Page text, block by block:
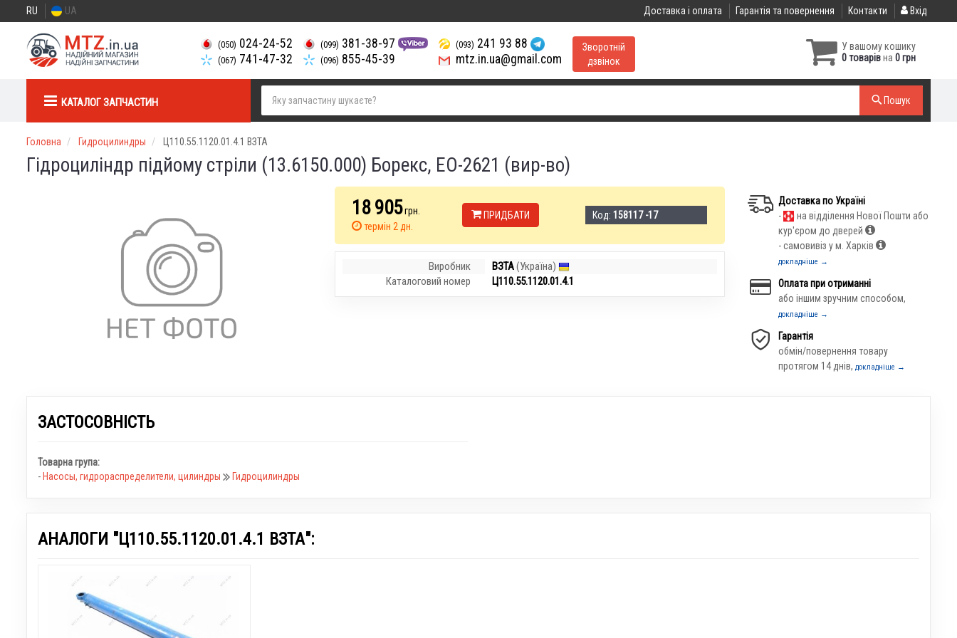
RU UA Доставка і оплата Гарантія та повернення Контакти Вхід
(050) 024-24-52
(067) 741-47-32
(099) 381-38-97
(096) 855-45-39
(093) 241 93 88
mtz.in.ua@gmail.com
Зворотній
дзвінок
У вашому кошику
0 товарівна 0 грн
КАТАЛОГ ЗАПЧАСТИН Пошук
Головна Гидроцилиндры Ц110.55.1120.01.4.1 ВЗТА
Гідроциліндр підйому стріли (13.6150.000) Борекс, ЕО-2621 (вир-во)
18 905грн.
термін 2 дн.
ПРИДБАТИ Код:158117 -17
Виробник ВЗТА(Україна)
Каталоговий номер
Ц110.55.1120.01.4.1
Доставка по Україні
-
на відділення Нової Пошти або
кур'єром до дверей
- самовивіз у м. Харків
докладніше →
Оплата при отриманні
або іншим зручним способом,
докладніше →
Гарантія
обмін/повернення товару
протягом 14 днів,докладніше →
ЗАСТОСОВНІСТЬ
Товарна група:
- Насосы, гидрораспределители, цилиндры Гидроцилиндры
АНАЛОГИ "Ц110.55.1120.01.4.1 ВЗТА":